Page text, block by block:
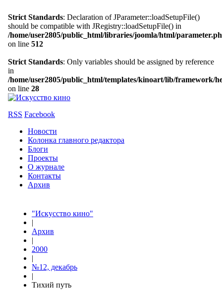
Strict Standards: Declaration of JParameter::loadSetupFile()
should be compatible with JRegistry::loadSetupFile() in
/home/user2805/public_html/libraries/joomla/html/
on line 512
Strict Standards: Only variables should be assigned by reference
in
/home/user2805/public_html/templates/kinoart/lib/framework/
on line 28
RSS Facebook
Новости
Колонка главного редактора
Блоги
Проекты
О журнале
Контакты
Архив
"Искусство кино"
|
Архив
|
2000
|
№12, декабрь
|
Тихий путь